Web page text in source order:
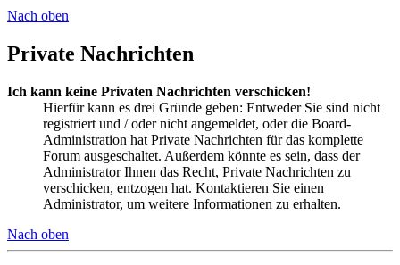
Nach oben
Private Nachrichten
Ich kann keine Privaten Nachrichten verschicken!
Hierfür kann es drei Gründe geben: Entweder Sie sind nicht
registriert und / oder nicht angemeldet, oder die Board-
Administration hat Private Nachrichten für das komplette
Forum ausgeschaltet. Außerdem könnte es sein, dass der
Administrator Ihnen das Recht, Private Nachrichten zu
verschicken, entzogen hat. Kontaktieren Sie einen
Administrator, um weitere Informationen zu erhalten.
Nach oben